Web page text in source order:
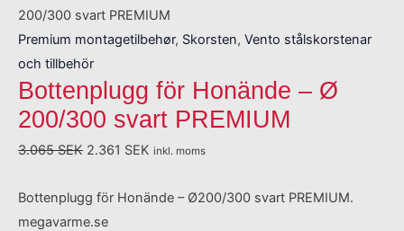
200/300 svart PREMIUM
Premium montagetilbehør, Skorsten, Vento stålskorstenar
och tillbehör
Bottenplugg för Honände – Ø
200/300 svart PREMIUM
3.065SEK 2.361 SEK inkl. moms
Bottenplugg för Honände – Ø200/300 svart PREMIUM.
megavarme.se